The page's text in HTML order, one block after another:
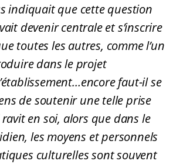
indiquait que cette question
devenir centrale et s’inscrire
toutes les autres, comme l’un
dans le projet
faut-il se
de soutenir une telle prise
en soi, alors que dans le
les moyens et personnels
culturelles sont souvent